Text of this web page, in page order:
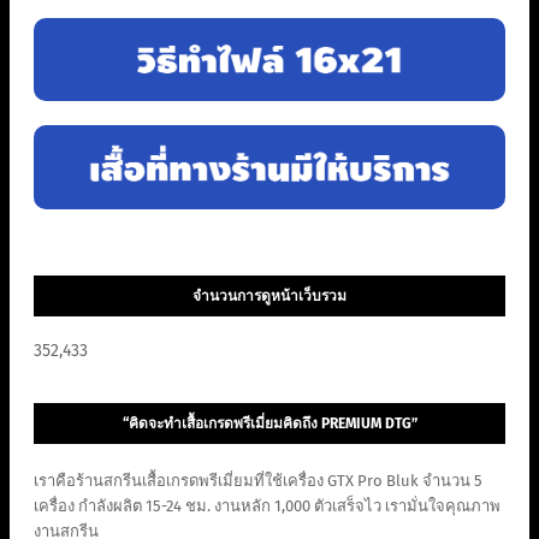
จำนวนการดูหน้าเว็บรวม
352,433
“คิดจะทำเสื้อเกรดพรีเมี่ยมคิดถึง PREMIUM DTG”
เราคือร้านสกรีนเสื้อเกรดพรีเมี่ยมที่ใช้เครื่อง GTX Pro Bluk จำนวน 5
เครื่อง กำลังผลิต 15-24 ชม. งานหลัก 1,000 ตัวเสร็จไว เรามั่นใจคุณภาพ
งานสกรีน